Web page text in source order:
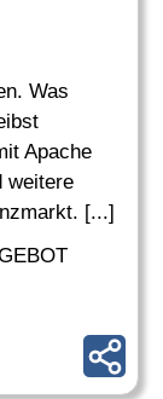
Was
Apache
weitere
[...]